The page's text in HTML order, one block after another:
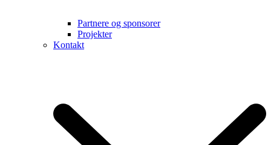
Partnere og sponsorer
Projekter
Kontakt